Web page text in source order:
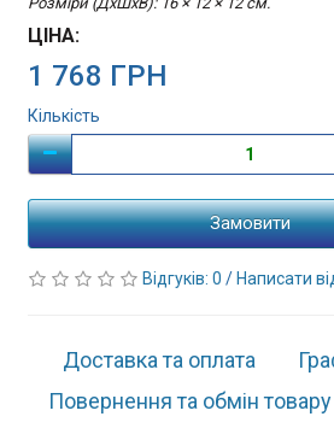
ЦІНА:
1 768 ГРН
Кількість
Замовити
Відгуків: 0 / Написати
Доставка та оплата
Повернення та обмін товару